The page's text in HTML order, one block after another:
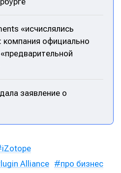
«исчислялись
компания официально
заявление о
iZotope
Alliance
про бизнес